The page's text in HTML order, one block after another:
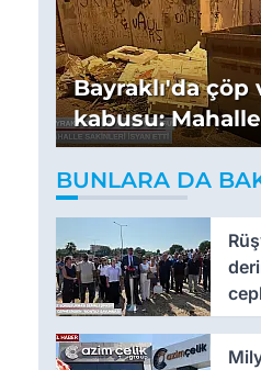
Bayraklı'da çöp
kabusu:
isyan etti
BUNLARA DA